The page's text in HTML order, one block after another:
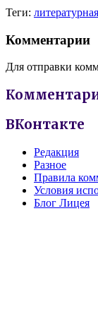
Теги:
Комментарии
Для отправки
ВКонтакте
Редакция
Разное
Правила
Условия
Блог Лицея